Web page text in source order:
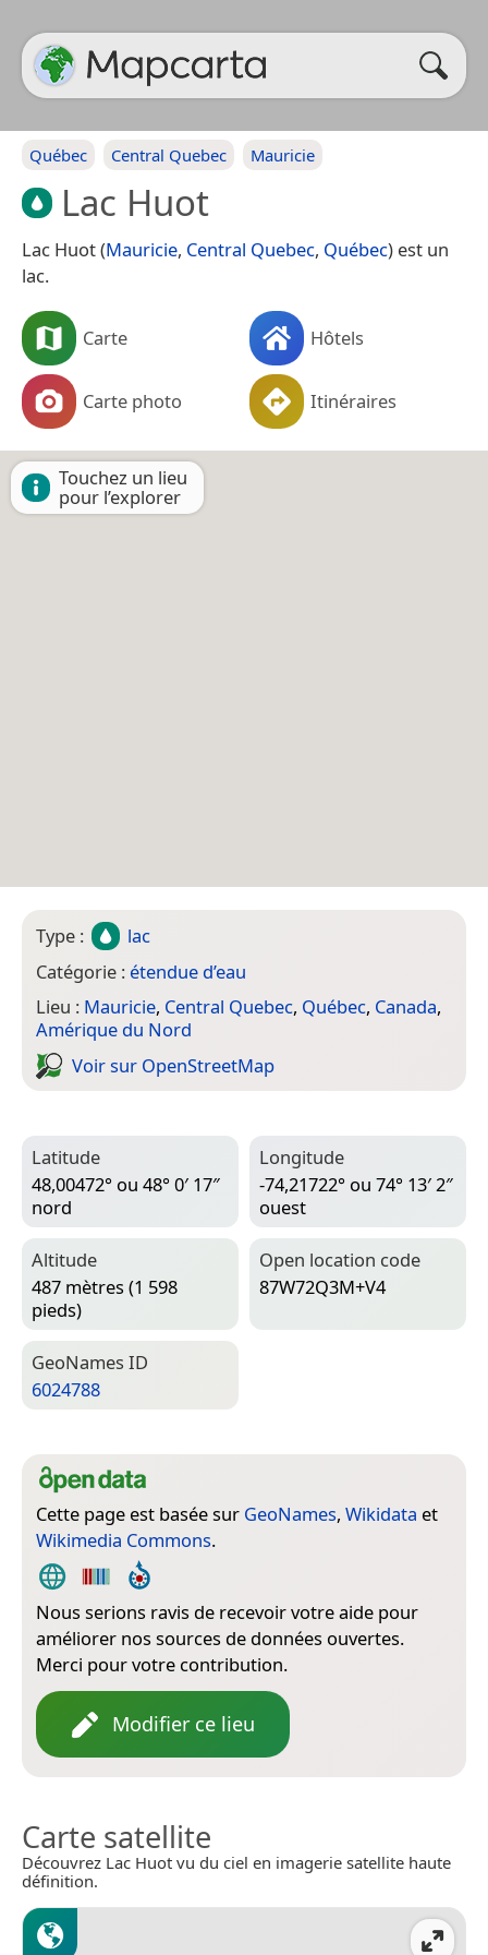
Québec Central Quebec Mauricie
Lac Huot
Lac Huot (Mauricie, Central Quebec, Québec) est un
lac.
Carte Hôtels
Carte photo Itinéraires
Touchez un lieu
pour l’explorer
Type :
lac
Catégorie : étendue d’eau
Lieu : Mauricie, Central Quebec, Québec, Canada,
Amérique du Nord
Voir sur Open­Street­Map
Latitude
48,00472° ou 48° 0′ 17″
nord
Longitude
-74,21722° ou 74° 13′ 2″
ouest
Altitude
487 mètres (1 598
pieds)
Open location code
87W72Q3M+V4
Geo­Names ID
6024788
Cette page est basée sur GeoNames, Wikidata et
Wikimedia Commons.
Nous serions ravis de recevoir votre aide pour
améliorer nos sources de données ouvertes.
Merci pour votre contribution.
Modifier ce lieu
Carte satellite
Découvrez Lac Huot vu du ciel en imagerie satellite haute
définition.